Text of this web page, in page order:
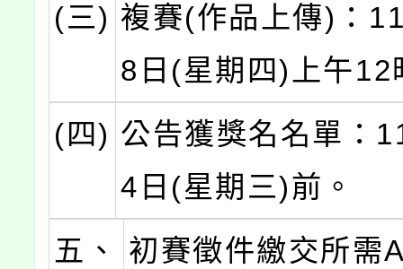
(三) 複賽(作品上傳)：
8日(星期四)上午12
(四) 公告獲獎名名單：
4日(星期三)前。
五、
初賽徵件繳交所需